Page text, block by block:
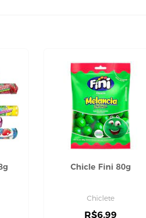
Chicle Fini 80g
Chiclete
R$6,99